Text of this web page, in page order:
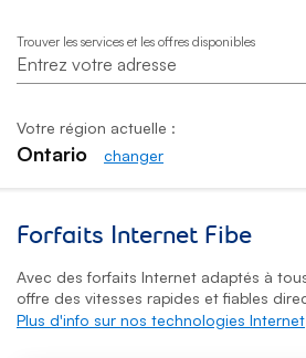
Trouver les services et les offres disponibles
Votre région actuelle :
Ontario changer
Forfaits Internet Fibe
Avec des forfaits Internet adaptés à
offre des vitesses rapides et fiables
Plus d'info sur nos technologies Internet